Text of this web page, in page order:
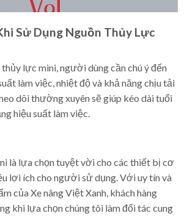
Sử Dụng Nguồn Thủy Lực
lực mini, người dùng cần chú ý đến
làm việc, nhiệt độ và khả năng chịu tải
dõi thường xuyên sẽ giúp kéo dài tuổi
hiệu suất làm việc.
là lựa chọn tuyệt vời cho các thiết bị cơ
lợi ích cho người sử dụng. Với uy tín và
của Xe nâng Việt Xanh, khách hàng
khi lựa chọn chúng tôi làm đối tác cung